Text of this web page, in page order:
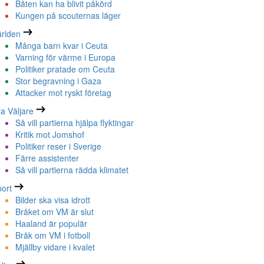
Båten kan ha blivit påkörd
Kungen på scouternas läger
Många barn kvar i Ceuta
Varning för värme i Europa
Politiker pratade om Ceuta
Stor begravning i Gaza
Attacker mot ryskt företag
Väljare
Så vill partierna hjälpa flyktingar
Kritik mot Jomshof
Politiker reser i Sverige
Färre assistenter
Så vill partierna rädda klimatet
Bilder ska visa idrott
Bråket om VM är slut
Haaland är populär
Bråk om VM i fotboll
Mjällby vidare i kvalet